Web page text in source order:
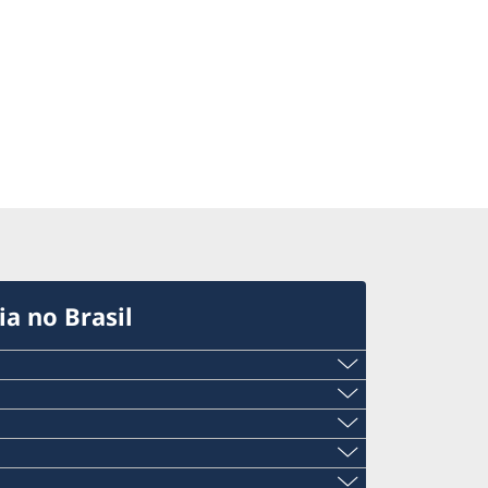
no Brasil